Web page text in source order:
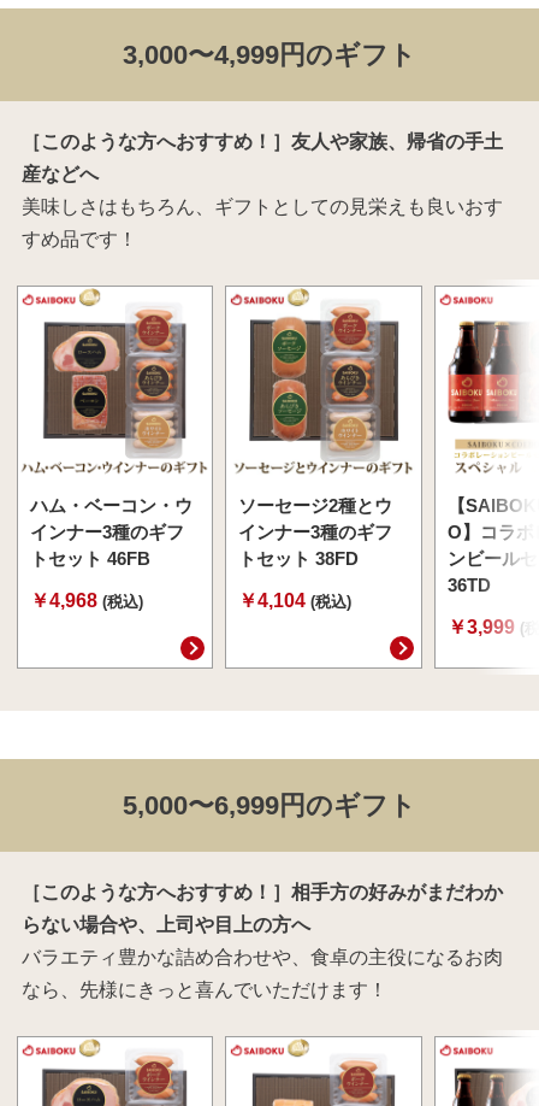
3,000〜4,999円のギフト
［このような方へおすすめ！］友人や家族、帰省の手土
産などへ
美味しさはもちろん、ギフトとしての見栄えも良いおす
すめ品です！
ハム・ベーコン・ウ
インナー3種のギフ
トセット 46FB
￥4,968 (税込)
ソーセージ2種とウ
インナー3種のギフ
トセット 38FD
￥4,104 (税込)
【
O】コラボ
ンビール
36TD
￥3,999 (
5,000〜6,999円のギフト
［このような方へおすすめ！］相手方の好みがまだわか
らない場合や、上司や目上の方へ
バラエティ豊かな詰め合わせや、食卓の主役になるお肉
なら、先様にきっと喜んでいただけます！